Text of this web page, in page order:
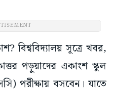
বিশ্ববিদ্যালয় সূত্রে খবর,
পড়ুয়াদের একাংশ স্কুল
পরীক্ষায় বসবেন। যাতে